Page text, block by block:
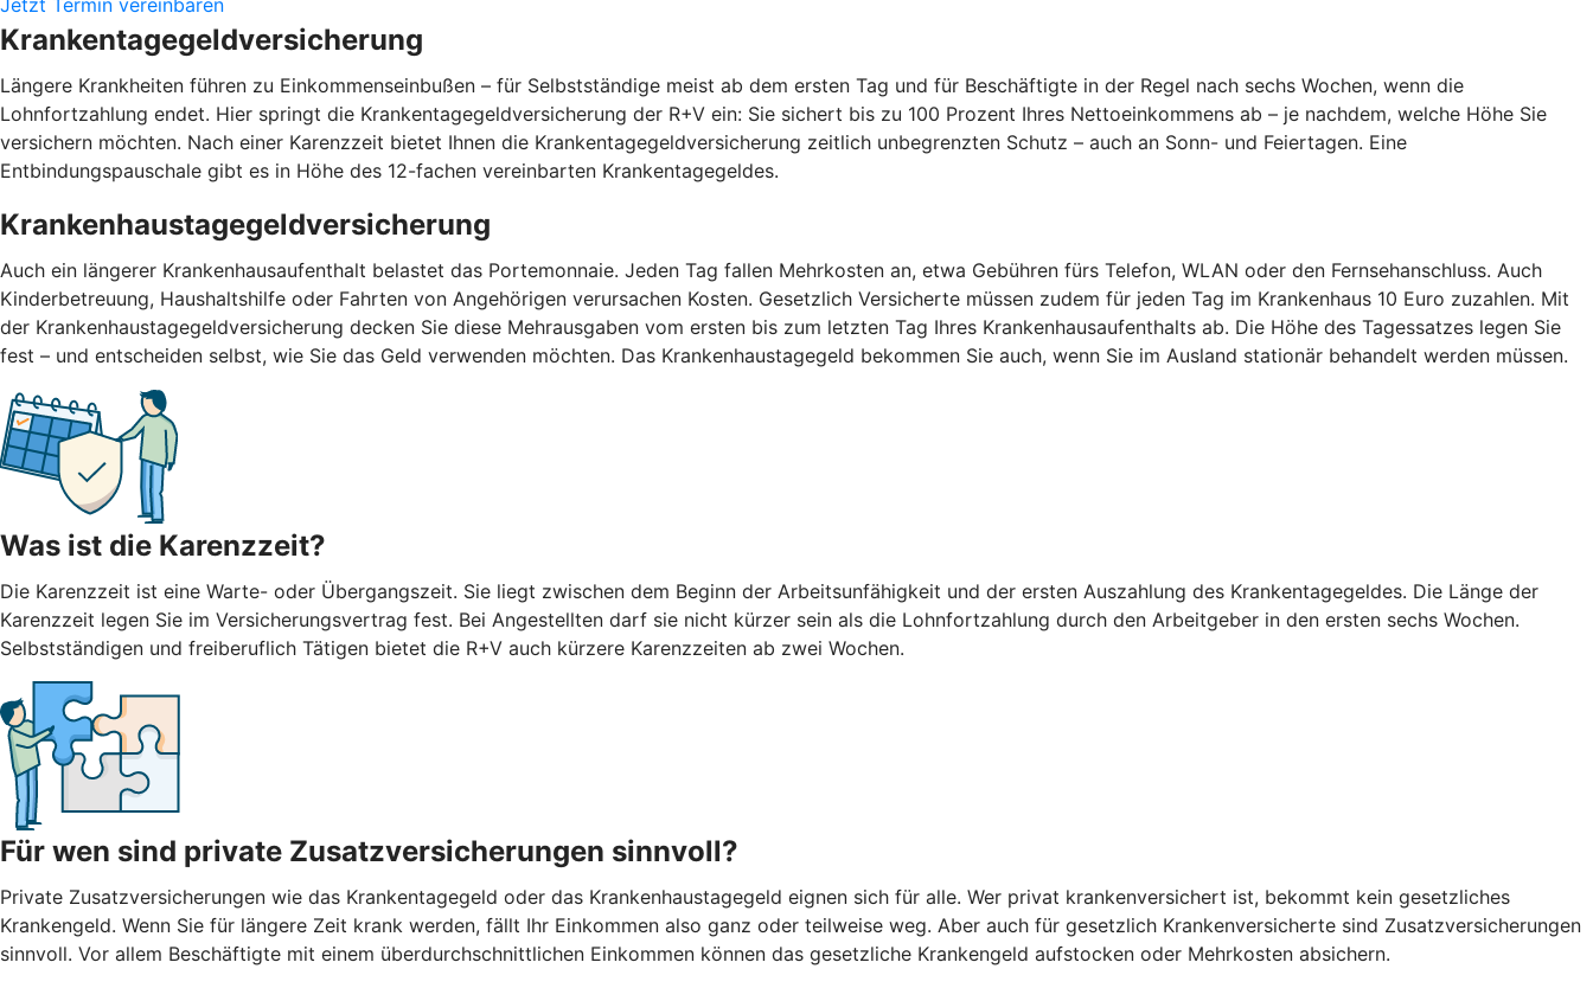
Krankentagegeldversicherung
Längere Krankheiten führen zu Einkommenseinbußen – für Selbstständige meist ab dem ersten Tag und für Beschäftigte in der Regel nach sechs Wochen, wenn die
Lohnfortzahlung endet. Hier springt die Krankentagegeldversicherung der R+V ein: Sie sichert bis zu 100 Prozent Ihres Nettoeinkommens ab – je nachdem, welche Höhe Sie
versichern möchten. Nach einer Karenzzeit bietet Ihnen die Krankentagegeldversicherung zeitlich unbegrenzten Schutz – auch an Sonn- und Feiertagen. Eine
Entbindungspauschale gibt es in Höhe des 12-fachen vereinbarten Krankentagegeldes.
Krankenhaustagegeldversicherung
Auch ein längerer Krankenhausaufenthalt belastet das Portemonnaie. Jeden Tag fallen Mehrkosten an, etwa Gebühren fürs Telefon, WLAN oder den Fernsehanschluss. Auch
Kinderbetreuung, Haushaltshilfe oder Fahrten von Angehörigen verursachen Kosten. Gesetzlich Versicherte müssen zudem für jeden Tag im Krankenhaus 10 Euro zuzahlen. Mit
der Krankenhaustagegeldversicherung decken Sie diese Mehrausgaben vom ersten bis zum letzten Tag Ihres Krankenhausaufenthalts ab. Die Höhe des Tagessatzes legen Sie
fest – und entscheiden selbst, wie Sie das Geld verwenden möchten. Das Krankenhaustagegeld bekommen Sie auch, wenn Sie im Ausland stationär behandelt werden müssen.
Was ist die Karenzzeit?
Die Karenzzeit ist eine Warte- oder Übergangszeit. Sie liegt zwischen dem Beginn der Arbeitsunfähigkeit und der ersten Auszahlung des Krankentagegeldes. Die Länge der
Karenzzeit legen Sie im Versicherungsvertrag fest. Bei Angestellten darf sie nicht kürzer sein als die Lohnfortzahlung durch den Arbeitgeber in den ersten sechs Wochen.
Selbstständigen und freiberuflich Tätigen bietet die R+V auch kürzere Karenzzeiten ab zwei Wochen.
Für wen sind private Zusatzversicherungen sinnvoll?
Private Zusatzversicherungen wie das Krankentagegeld oder das Krankenhaustagegeld eignen sich für alle. Wer privat krankenversichert ist, bekommt kein gesetzliches
Krankengeld. Wenn Sie für längere Zeit krank werden, fällt Ihr Einkommen also ganz oder teilweise weg. Aber auch für gesetzlich Krankenversicherte sind Zusatzversicherungen
sinnvoll. Vor allem Beschäftigte mit einem überdurchschnittlichen Einkommen können das gesetzliche Krankengeld aufstocken oder Mehrkosten absichern.